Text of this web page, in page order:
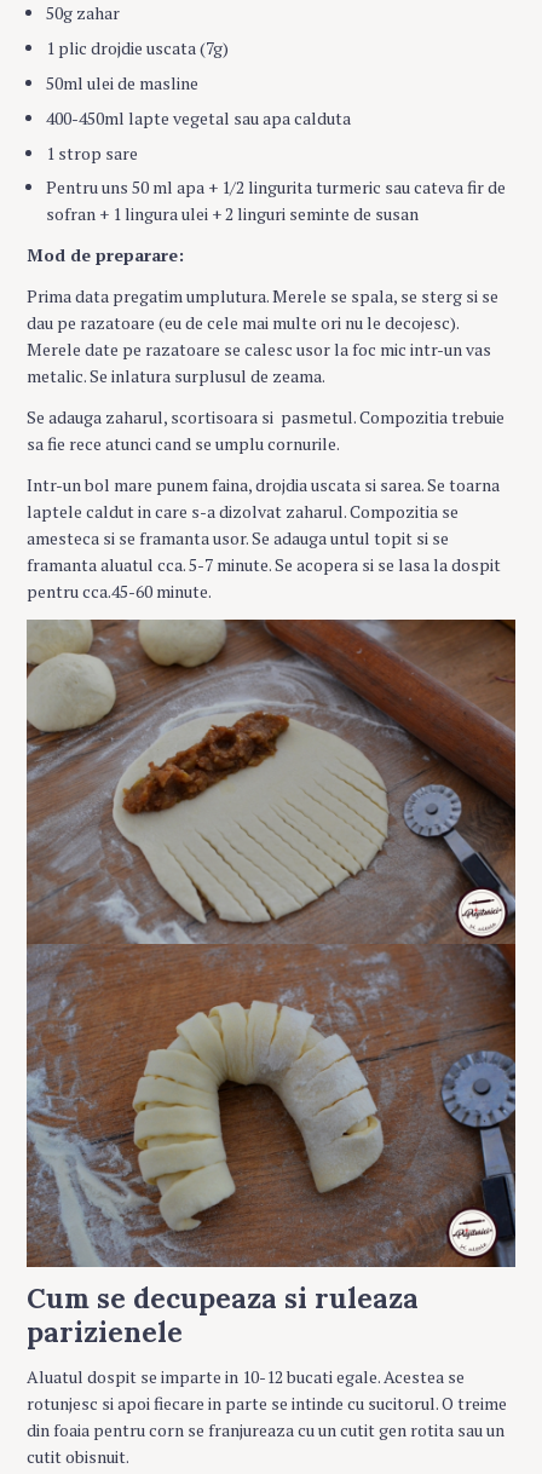
50g zahar
1 plic drojdie uscata (7g)
50ml ulei de masline
400-450ml lapte vegetal sau apa calduta
1 strop sare
Pentru uns 50 ml apa + 1/2 lingurita turmeric sau cateva fir de
sofran + 1 lingura ulei + 2 linguri seminte de susan
Mod de preparare:
Prima data pregatim umplutura. Merele se spala, se sterg si se
dau pe razatoare (eu de cele mai multe ori nu le decojesc).
Merele date pe razatoare se calesc usor la foc mic intr-un vas
metalic. Se inlatura surplusul de zeama.
Se adauga zaharul, scortisoara si pasmetul. Compozitia trebuie
sa fie rece atunci cand se umplu cornurile.
Intr-un bol mare punem faina, drojdia uscata si sarea. Se toarna
laptele caldut in care s-a dizolvat zaharul. Compozitia se
amesteca si se framanta usor. Se adauga untul topit si se
framanta aluatul cca. 5-7 minute. Se acopera si se lasa la dospit
pentru cca.45-60 minute.
Cum se decupeaza si ruleaza
parizienele
Aluatul dospit se imparte in 10-12 bucati egale. Acestea se
rotunjesc si apoi fiecare in parte se intinde cu sucitorul. O treime
din foaia pentru corn se franjureaza cu un cutit gen rotita sau un
cutit obisnuit.